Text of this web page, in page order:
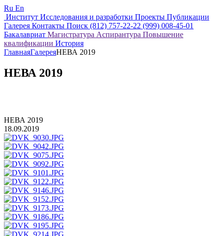
Ru En
Институт Исследования и разработки Проекты Публикации
Галерея Контакты Поиск (812) 757-22-22 (999) 008-45-01
Бакалавриат Магистратура Аспирантура Повышение
квалификации История
ГлавнаяГалереяНЕВА 2019
НЕВА 2019
НЕВА 2019
18.09.2019